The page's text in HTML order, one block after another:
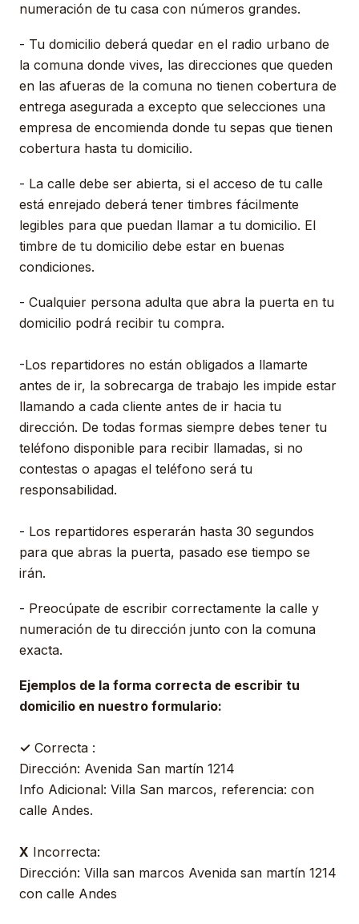
numeración de tu casa con números grandes.
- Tu domicilio deberá quedar en el radio urbano de
la comuna donde vives, las direcciones que queden
en las afueras de la comuna no tienen cobertura de
entrega asegurada a excepto que selecciones una
empresa de encomienda donde tu sepas que tienen
cobertura hasta tu domicilio.
- La calle debe ser abierta, si el acceso de tu calle
está enrejado deberá tener timbres fácilmente
legibles para que puedan llamar a tu domicilio. El
timbre de tu domicilio debe estar en buenas
condiciones.
- Cualquier persona adulta que abra la puerta en tu
domicilio podrá recibir tu compra.
-Los repartidores no están obligados a llamarte
antes de ir, la sobrecarga de trabajo les impide estar
llamando a cada cliente antes de ir hacia tu
dirección. De todas formas siempre debes tener tu
teléfono disponible para recibir llamadas, si no
contestas o apagas el teléfono será tu
responsabilidad.
- Los repartidores esperarán hasta 30 segundos
para que abras la puerta, pasado ese tiempo se
irán.
- Preocúpate de escribir correctamente la calle y
numeración de tu dirección junto con la comuna
exacta.
Ejemplos de la forma correcta de escribir tu
domicilio en nuestro formulario:
✓ Correcta :
Dirección: Avenida San martín 1214
Info Adicional: Villa San marcos, referencia: con
calle Andes.
X Incorrecta:
Dirección: Villa san marcos Avenida san martín 1214
con calle Andes